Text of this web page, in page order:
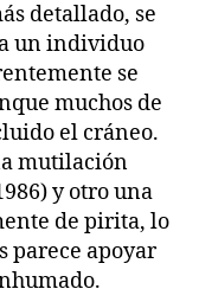
detallado, se
un individuo
se
muchos de
el cráneo.
mutilación
y otro una
de pirita, lo
parece apoyar